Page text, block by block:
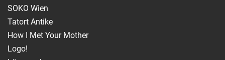
SOKO Wien
Tatort Antike
How I Met Your Mother
Logo!